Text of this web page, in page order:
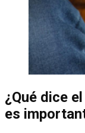
¿Qué dice
es